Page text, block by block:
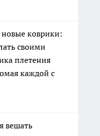
коврики:
своими
плетения
каждой с
вешать